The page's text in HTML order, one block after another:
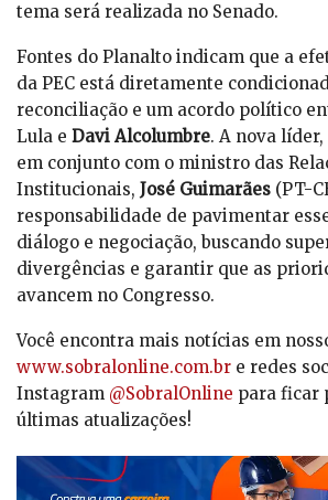
tema será realizada no Senado.
Fontes do Planalto indicam que a
da PEC está diretamente
reconciliação e um acordo político
Lula e Davi Alcolumbre. A nova líder,
em conjunto com o ministro das
Institucionais, José Guimarães (PT-
responsabilidade de pavimentar
diálogo e negociação, buscando
divergências e garantir que as
avancem no Congresso.
Você encontra mais notícias em
www.sobralonline.com.br e redes
Instagram @SobralOnline para ficar
últimas atualizações!